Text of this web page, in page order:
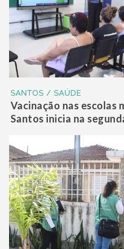
SANTOS / SAÚDE
Vacinação nas escolas
Santos inicia na